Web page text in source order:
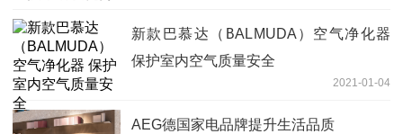
新款巴慕达（BALMUDA）空气净化器
保护室内空气质量安全
2021-01-04
AEG德国家电品牌提升生活品质